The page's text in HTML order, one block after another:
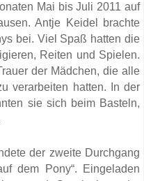
Mai bis Juli 2011 auf
Antje Keidel brachte
bei. Viel Spaß hatten die
Reiten und Spielen.
der Mädchen, die alle
verarbeiten hatten. In der
sie sich beim Basteln,
der zweite Durchgang
dem Pony“. Eingeladen